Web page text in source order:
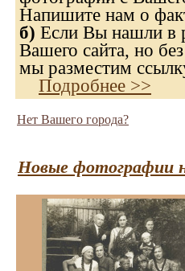
Напишите нам о
б) Если Вы нашли в
Вашего сайта, но
мы разместим
Подробнее >>
Нет Вашего города?
Новые фотографии